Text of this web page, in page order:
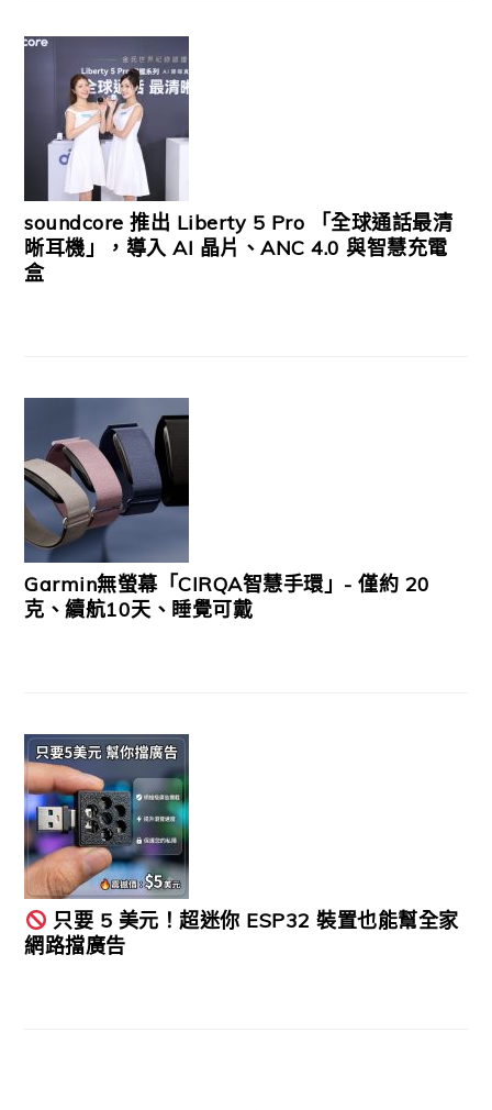
soundcore 推出 Liberty 5 Pro 「全球通話最清
晰耳機」，導入 AI 晶片、ANC 4.0 與智慧充電
盒
Garmin無螢幕「CIRQA智慧手環」- 僅約 20
克、續航10天、睡覺可戴
只要 5 美元！超迷你 ESP32 裝置也能幫全家
網路擋廣告